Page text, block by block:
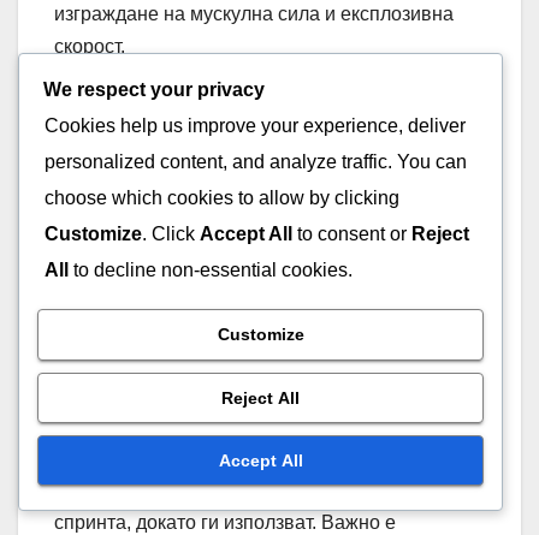
изграждане на мускулна сила и експлозивна
скорост.
Ключовите характеристики на хартиите за
персонализирано обучение
Удобно прилягане, позволяващо
естествени движения
Преносимост за лесна употреба в
различни тренировъчни среди
За да се максимизира ефективността на
хартиите за скорост, играчите трябва да се
фокусират върху правилната форма на
спринта, докато ги използват. Важно е
We respect your privacy
Cookies help us improve your experience, deliver
personalized content, and analyze traffic. You can
choose which cookies to allow by clicking
Customize. Click Accept All to consent or Reject
All
to decline non-essential cookies.
Customize
Reject All
Accept All